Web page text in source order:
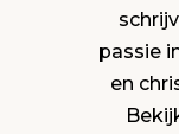
passie
en